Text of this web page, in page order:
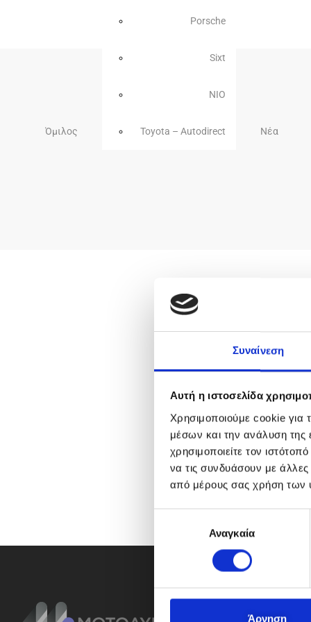
Συναίνεση
Αυτή η ιστοσελίδα
Χρησιμοποιούμε cookie για
μέσων και την ανάλυση της
χρησιμοποιείτε τον
να τις συνδυάσουν με
από μέρους σας χρήση των
ή
Αναγκαία
Άρνηση
Όμιλος
Porsche
Sixt
NIO
Toyota – Autodirect Νέα